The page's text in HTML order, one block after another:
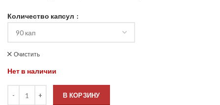
Количество капсул
Очистить
Нет в наличии
В КОРЗИНУ